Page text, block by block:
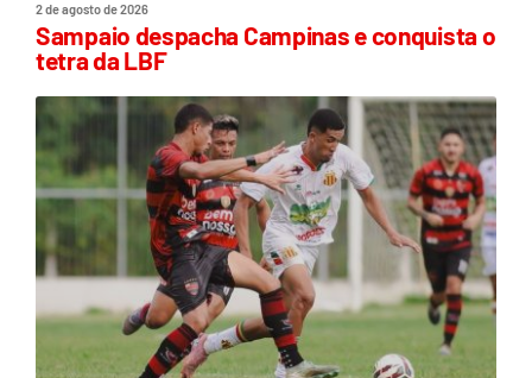
2 de agosto de 2026
Sampaio despacha Campinas e conquista o
tetra da LBF